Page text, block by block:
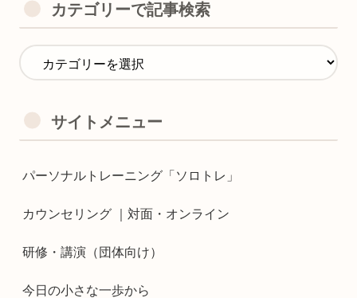
カテゴリーで記事検索
サイトメニュー
パーソナルトレーニング「ソロトレ」
カウンセリング ｜対面・オンライン
研修・講演（団体向け）
今日の小さな一歩から